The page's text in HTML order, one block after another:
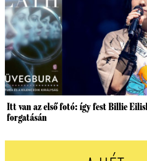
Itt van az első fotó: így fest Billie
forgatásán